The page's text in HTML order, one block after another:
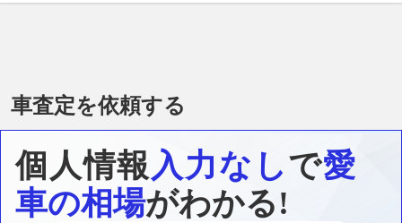
車査定を依頼する
個人情報入力なしで愛
車の相場がわかる!